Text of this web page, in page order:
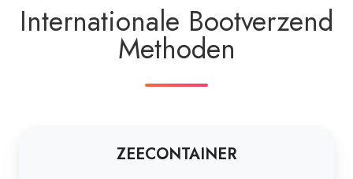
Internationale Bootverzend
Methoden
ZEECONTAINER